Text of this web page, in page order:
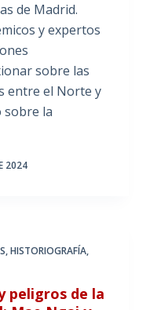
de Madrid.
y expertos
sobre las
entre el Norte y
sobre la
2024
,HISTORIOGRAFÍA,
peligros de la